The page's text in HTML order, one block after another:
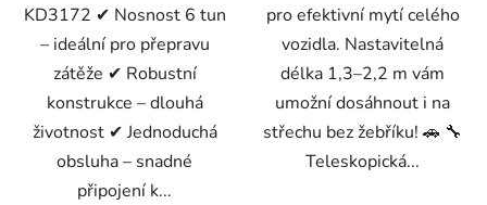
KD3172 ✔ Nosnost 6 tun
– ideální pro přepravu
zátěže ✔ Robustní
konstrukce – dlouhá
životnost ✔ Jednoduchá
obsluha – snadné
připojení k...
pro efektivní mytí celého
vozidla. Nastavitelná
délka 1,3–2,2 m vám
umožní dosáhnout i na
střechu bez žebříku! 🚗 🔧
Teleskopická...